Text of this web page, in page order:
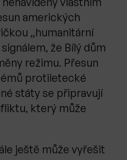
amerických
„humanitární
že Bílý dům
režimu. Přesun
protiletecké
státy se připravují
který může
ještě může vyřešit